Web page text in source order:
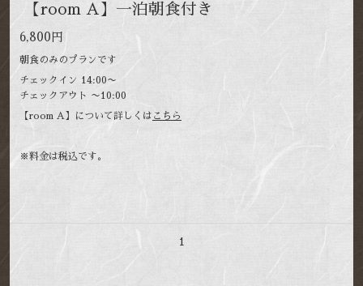
【room A】一泊朝食付き
6,800円
朝食のみのプランです
チェックイン 14:00〜
チェックアウト 〜10:00
【room A】について詳しくは こちら
※料金は税込です。
1